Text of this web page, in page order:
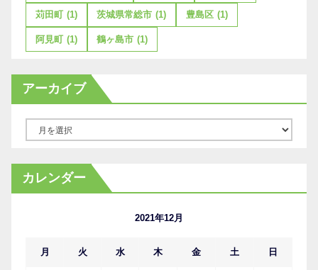
苅田町 (1) 茨城県常総市 (1) 豊島区 (1)
阿見町 (1) 鶴ヶ島市 (1)
アーカイブ
カ
イ
カレンダー
2021年12月
月 火 水 木 金 土 日